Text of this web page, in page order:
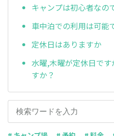
キャンプは初心者なの
車中泊での利用は可能
定休日はありますか
水曜,木曜が定休日で
すか？